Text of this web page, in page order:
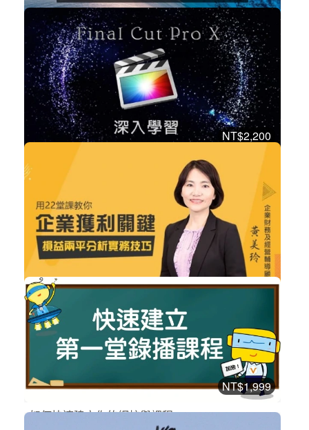
免費
iMovie教學全攻略
數位行銷 立即加入
購買後有效期限：課程下架時
4280
NT$2,200
Final Cut Pro X 剪輯-深入學習
設計工具 加入購物車
購買後有效期限：課程下架時
4126
NT$1,980
損益兩平分析實務技巧
企業經營 加入購物車
購買後有效期限：2028-08-08
NT$1,999
如何快速建立你的網校與課程